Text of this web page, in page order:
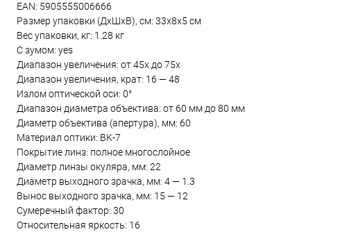
EAN: 5905555006666
Размер упаковки (ДxШxВ), см: 33x8x5 см
Вес упаковки, кг: 1.28 кг
С зумом: yes
Диапазон увеличения: от 45x до 75x
Диапазон увеличения, крат: 16 — 48
Излом оптической оси: 0°
Диапазон диаметра объектива: от 60 мм до 80 мм
Диаметр объектива (апертура), мм: 60
Материал оптики: BK-7
Покрытие линз: полное многослойное
Диаметр линзы окуляра, мм: 22
Диаметр выходного зрачка, мм: 4 — 1.3
Вынос выходного зрачка, мм: 15 — 12
Сумеречный фактор: 30
Относительная яркость: 16